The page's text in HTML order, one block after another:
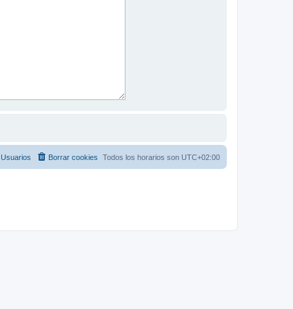
Todos los horarios son UTC+02:00
Borrar cookies
Usuarios